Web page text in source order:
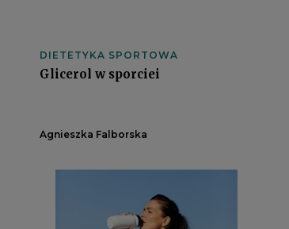
DIETETYKA SPORTOWA
Glicerol w sporciei
Agnieszka Falborska